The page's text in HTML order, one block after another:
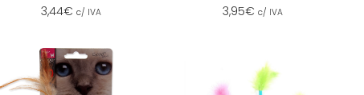
3,44€ c/ IVA 3,95€ c/ IVA